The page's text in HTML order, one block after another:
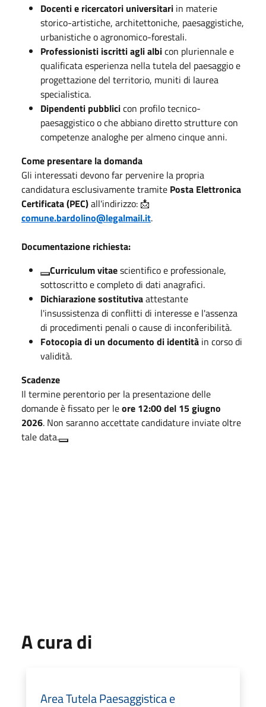
Docenti e ricercatori universitari in materie
storico-artistiche, architettoniche, paesaggistiche,
urbanistiche o agronomico-forestali.
Professionisti iscritti agli albicon pluriennale e
qualificata esperienza nella tutela del paesaggio e
progettazione del territorio, muniti di laurea
specialistica.
Dipendenti pubblicicon profilo tecnico-
paesaggistico o che abbiano diretto strutture con
competenze analoghe per almeno cinque anni.
Come presentare la domanda
Gli interessati devono far pervenire la propria
candidatura esclusivamente tramite Posta Elettronica
Certificata (PEC)all'indirizzo: 📩
comune.bardolino@legalmail.it.
Documentazione richiesta:
Curriculum vitaescientifico e professionale,
sottoscritto e completo di dati anagrafici.
Dichiarazione sostitutivaattestante
l'insussistenza di conflitti di interesse e l'assenza
di procedimenti penali o cause di inconferibilità.
Fotocopia di un documento di identità in corso di
validità.
Scadenze
Il termine perentorio per la presentazione delle
domande è fissato per leore 12:00 del 15 giugno
2026. Non saranno accettate candidature inviate oltre
tale data.
A cura di
Area Tutela Paesaggistica e